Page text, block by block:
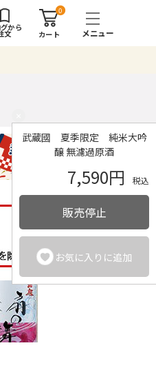
から
文
0
カート
武蔵國 夏季限定 純米大吟
醸 無濾過原酒
7,590円 税込
販売停止
お気に入りに追加